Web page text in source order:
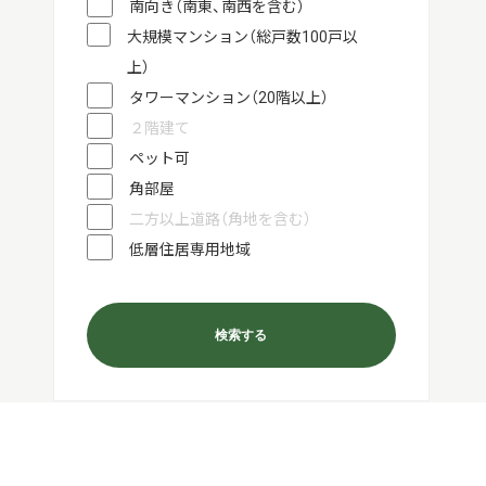
南向き（南東、南西を含む）
大規模マンション（総戸数100戸以
上）
タワーマンション（20階以上）
２階建て
ペット可
角部屋
二方以上道路（角地を含む）
低層住居専用地域